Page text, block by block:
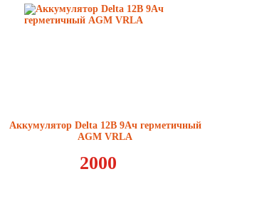
Аккумулятор Delta 12В 9Ач герметичный
AGM VRLA
2000